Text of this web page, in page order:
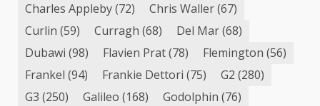
Charles Appleby(72) Chris Waller(67)
Curlin (59) Curragh (68) Del Mar(68)
Dubawi (98) Flavien Prat(78) Flemington (56)
Frankel (94) Frankie Dettori (75) G2 (280)
G3 (250) Galileo (168) Godolphin (76)